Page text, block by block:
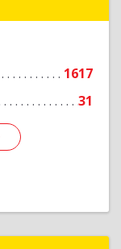
1617
31